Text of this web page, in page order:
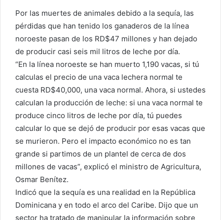
Por las muertes de animales debido a la sequía, las
pérdidas que han tenido los ganaderos de la línea
noroeste pasan de los RD$47 millones y han dejado
de producir casi seis mil litros de leche por día.
“En la línea noroeste se han muerto 1,190 vacas, si tú
calculas el precio de una vaca lechera normal te
cuesta RD$40,000, una vaca normal. Ahora, si ustedes
calculan la producción de leche: si una vaca normal te
produce cinco litros de leche por día, tú puedes
calcular lo que se dejó de producir por esas vacas que
se murieron. Pero el impacto económico no es tan
grande si partimos de un plantel de cerca de dos
millones de vacas”, explicó el ministro de Agricultura,
Osmar Benítez.
Indicó que la sequía es una realidad en la República
Dominicana y en todo el arco del Caribe. Dijo que un
sector ha tratado de manipular la información sobre